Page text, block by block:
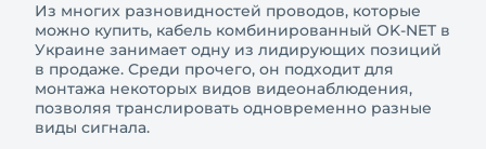
Из многих разновидностей проводов, которые
можно купить, кабель комбинированный OK-NET в
Украине занимает одну из лидирующих позиций
в продаже. Среди прочего, он подходит для
монтажа некоторых видов видеонаблюдения,
позволяя транслировать одновременно разные
виды сигнала.